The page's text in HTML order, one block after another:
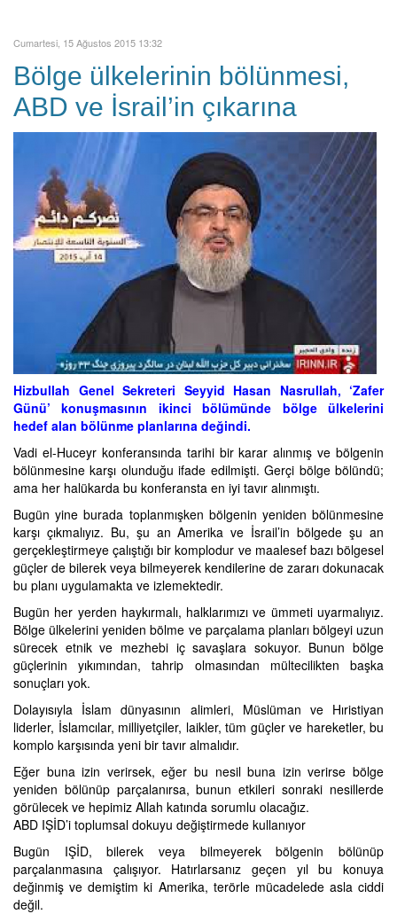
Cumartesi, 15 Ağustos 2015 13:32
Bölge ülkelerinin bölünmesi,
ABD ve İsrail’in çıkarına
Hizbullah Genel Sekreteri Seyyid Hasan Nasrullah, ‘Zafer
Günü’ konuşmasının ikinci bölümünde bölge ülkelerini
hedef alan bölünme planlarına değindi.
Vadi el-Huceyr konferansında tarihi bir karar alınmış ve bölgenin
bölünmesine karşı olunduğu ifade edilmişti. Gerçi bölge bölündü;
ama her halükarda bu konferansta en iyi tavır alınmıştı.
Bugün yine burada toplanmışken bölgenin yeniden bölünmesine
karşı çıkmalıyız. Bu, şu an Amerika ve İsrail’in bölgede şu an
gerçekleştirmeye çalıştığı bir komplodur ve maalesef bazı bölgesel
güçler de bilerek veya bilmeyerek kendilerine de zararı dokunacak
bu planı uygulamakta ve izlemektedir.
Bugün her yerden haykırmalı, halklarımızı ve ümmeti uyarmalıyız.
Bölge ülkelerini yeniden bölme ve parçalama planları bölgeyi uzun
sürecek etnik ve mezhebi iç savaşlara sokuyor. Bunun bölge
güçlerinin yıkımından, tahrip olmasından mültecilikten başka
sonuçları yok.
Dolayısıyla İslam dünyasının alimleri, Müslüman ve Hıristiyan
liderler, İslamcılar, milliyetçiler, laikler, tüm güçler ve hareketler, bu
komplo karşısında yeni bir tavır almalıdır.
Eğer buna izin verirsek, eğer bu nesil buna izin verirse bölge
yeniden bölünüp parçalanırsa, bunun etkileri sonraki nesillerde
görülecek ve hepimiz Allah katında sorumlu olacağız.
ABD IŞİD’i toplumsal dokuyu değiştirmede kullanıyor
Bugün IŞİD, bilerek veya bilmeyerek bölgenin bölünüp
parçalanmasına çalışıyor. Hatırlarsanız geçen yıl bu konuya
değinmiş ve demiştim ki Amerika, terörle mücadelede asla ciddi
değil.